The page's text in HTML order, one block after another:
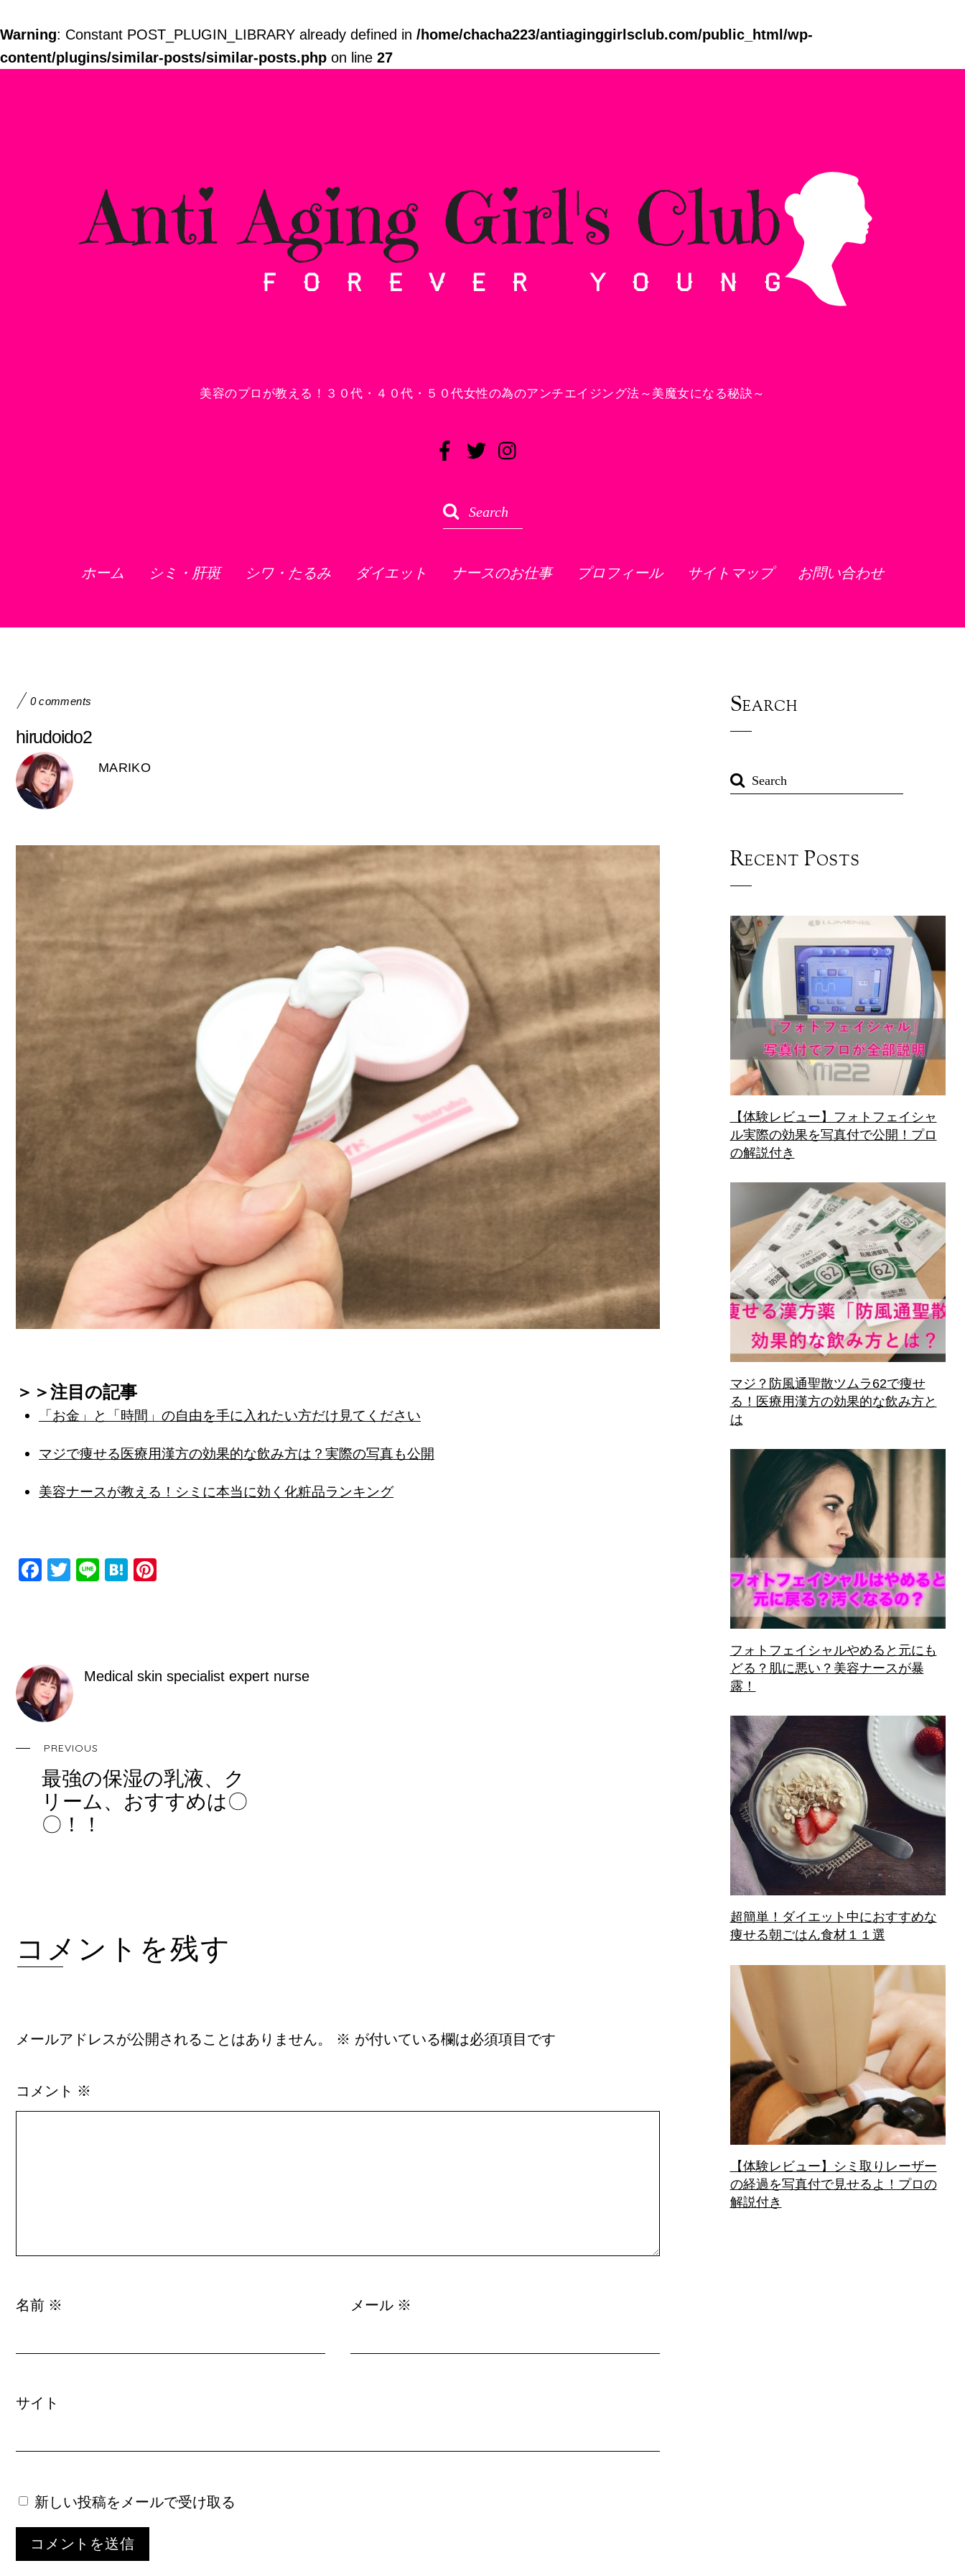
Warning: Constant POST_PLUGIN_LIBRARY already defined in /home/chacha223/antiaginggirlsclub.com/public_html/wp-
content/plugins/similar-posts/similar-posts.php on line 27
美容のプロが教える！３０代・４０代・５０代女性の為のアンチエイジング法～美魔女になる秘訣～
ホーム シミ・肝斑 シワ・たるみ ダイエット ナースのお仕事 プロフィール サイトマップ お問い合わせ
0 comments
hirudoido2
MARIKO
＞＞注目の記事
「お金」と「時間」の自由を手に入れたい方だけ見てください
マジで痩せる医療用漢方の効果的な飲み方は？実際の写真も公開
美容ナースが教える！シミに本当に効く化粧品ランキング
F
b
o
o
k
T
Li
H
Medical skin specialist expert nurse
PREVIOUS
最強の保湿の乳液、ク
リーム、おすすめは〇
〇！！
コメントを残す
メールアドレスが公開されることはありません。 ※ が付いている欄は必須項目です
コメント ※
名前 ※ メール ※
サイト
新しい投稿をメールで受け取る
Search
Recent Posts
【体験レビュー】フォトフェイシャ
ル実際の効果を写真付で公開！プロ
の解説付き
マジ？防風通聖散ツムラ62で痩せ
る！医療用漢方の効果的な飲み方と
は
フォトフェイシャルやめると元にも
どる？肌に悪い？美容ナースが暴
露！
超簡単！ダイエット中におすすめな
痩せる朝ごはん食材１１選
【体験レビュー】シミ取りレーザー
の経過を写真付で見せるよ！プロの
解説付き